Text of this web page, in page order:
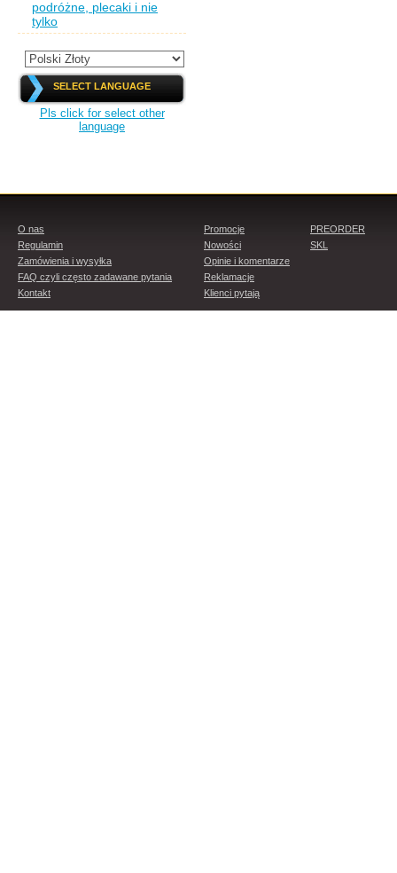
podróżne, plecaki i nie
tylko
SELECT LANGUAGE
Pls click for select other
language
O nas
Regulamin
Zamówienia i wysyłka
FAQ czyli często zadawane pytania
Kontakt
Promocje
Nowości
Opinie i komentarze
Reklamacje
Klienci pytają
PREORDER
SKL